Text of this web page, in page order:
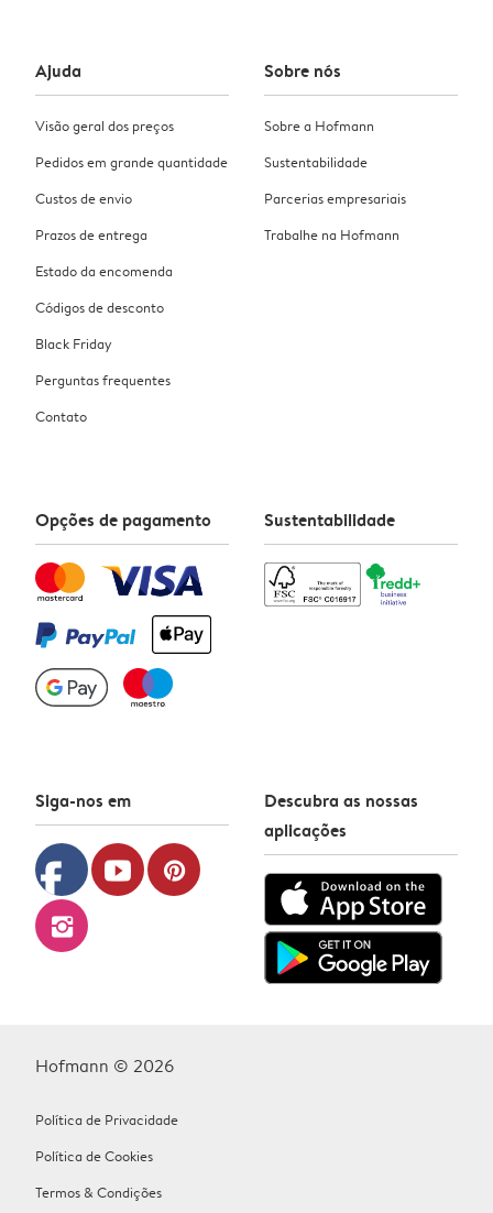
Ajuda
Visão geral dos preços
Pedidos em grande quantidade
Custos de envio
Prazos de entrega
Estado da encomenda
Códigos de desconto
Black Friday
Perguntas frequentes
Contato
Sobre nós
Sobre a Hofmann
Sustentabilidade
Parcerias empresariais
Trabalhe na Hofmann
Opções de pagamento Sustentabilidade
Siga-nos em
facebook youtube pinterest
instagram
Descubra as nossas
aplicações
Hofmann © 2026
Política de Privacidade
Política de Cookies
Termos & Condições